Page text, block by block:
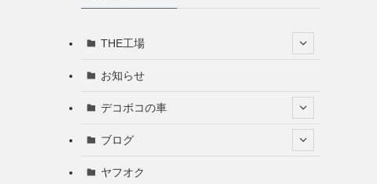
THE工場
お知らせ
デコボコの車
ブログ
ヤフオク